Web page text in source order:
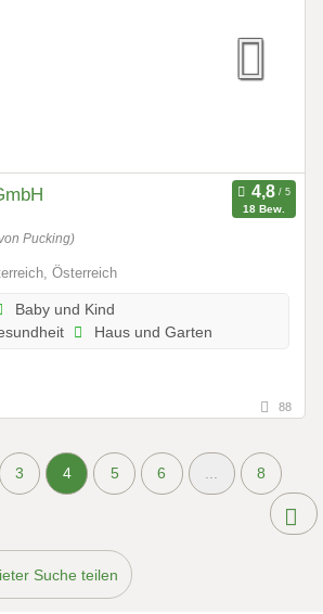
18 Bew.
Pucking)
Österreich
Baby und Kind
Haus und Garten
88
3 4 5 6 8
Suche teilen